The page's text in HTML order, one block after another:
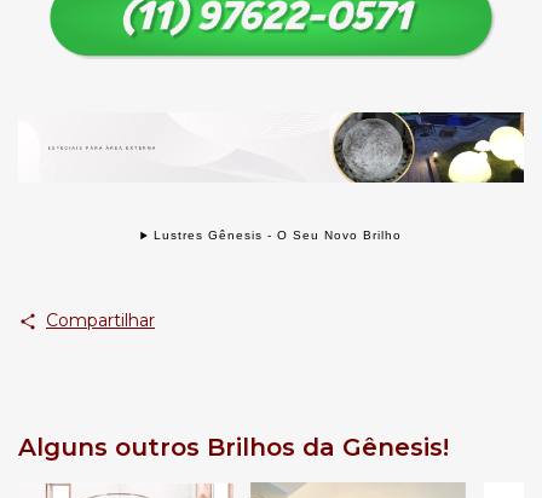
Lustres Gênesis - O Seu Novo Brilho
Compartilhar
Alguns outros Brilhos da Gênesis!